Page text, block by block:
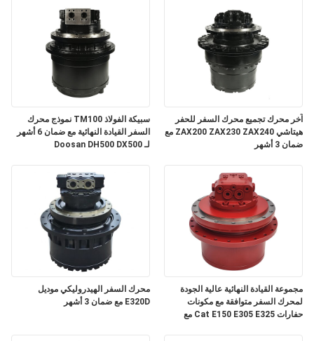
سبيكة الفولاذ TM100 نموذج محرك
السفر القيادة النهائية مع ضمان 6 أشهر
لـ Doosan DH500 DX500
آخر محرك تجميع محرك السفر للحفر
هيتاشي ZAX200 ZAX230 ZAX240 مع
ضمان 3 أشهر
محرك السفر الهيدروليكي موديل
E320D مع ضمان 3 أشهر
مجموعة القيادة النهائية عالية الجودة
لمحرك السفر متوافقة مع مكونات
حفارات Cat E150 E305 E325 مع